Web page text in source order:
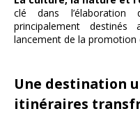
clé dans
principalement destinés
lancement de la promotion
Une destination
itinéraires